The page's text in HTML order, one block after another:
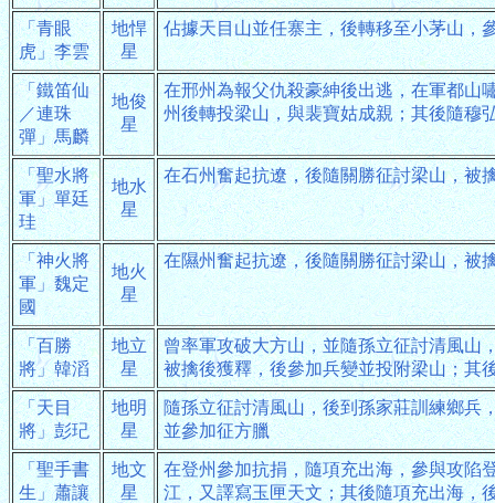
「青眼
虎」李雲
地悍
星
佔據天目山並任寨主，後轉移至小茅山，
「鐵笛仙
／連珠
彈」馬麟
地俊
星
在邢州為報父仇殺豪紳後出逃，在軍都山
州後轉投梁山，與裴寶姑成親；其後隨穆
「聖水將
軍」單廷
珪
地水
星
在石州奮起抗遼，後隨關勝征討梁山，被
「神火將
軍」魏定
國
地火
星
在隰州奮起抗遼，後隨關勝征討梁山，被
「百勝
將」韓滔
地立
星
曾率軍攻破大方山，並隨孫立征討清風山
被擒後獲釋，後參加兵變並投附梁山；其
「天目
將」彭玘
地明
星
隨孫立征討清風山，後到孫家莊訓練鄉兵
並參加征方臘
「聖手書
生」蕭讓
地文
星
在登州參加抗捐，隨項充出海，參與攻陷
江，又譯寫玉匣天文；其後隨項充出海，